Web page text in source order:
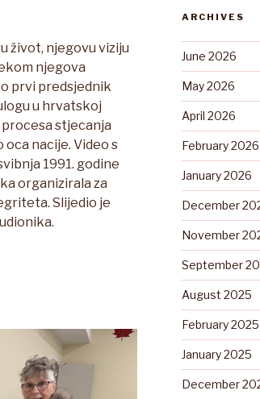
život, njegovu viziju
njegova
prvi predsjednik
u hrvatskoj
stjecanja
nacije. Video s
1991. godine
organizirala za
Slijedio je
ARCHIVES
June 2026
May 2026
April 2026
February 2026
January 2026
December
November
September
August 2025
February 2025
January 2025
December